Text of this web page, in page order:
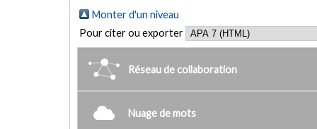
Monter d'un niveau
Pour citer ou exporter
Réseau de collaboration
Nuage de mots